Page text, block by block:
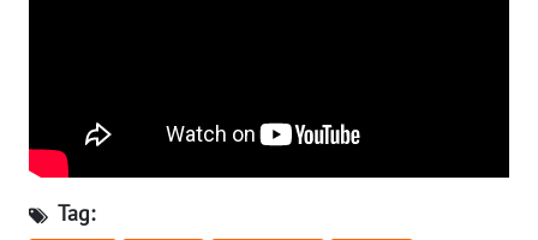
Tag:
SULTENG
SULBAR